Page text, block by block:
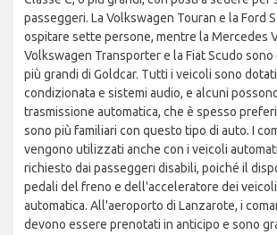
passeggeri. La Volkswagen Touran e la Ford
ospitare sette persone, mentre la Mercedes
Volkswagen Transporter e la Fiat Scudo
più grandi di Goldcar. Tutti i veicoli sono
condizionata e sistemi audio, e alcuni
trasmissione automatica, che è spesso
sono più familiari con questo tipo di auto. I
vengono utilizzati anche con i veicoli
richiesto dai passeggeri disabili, poiché il
pedali del freno e dell'acceleratore dei veicoli
automatica. All'aeroporto di Lanzarote, i
devono essere prenotati in anticipo e sono